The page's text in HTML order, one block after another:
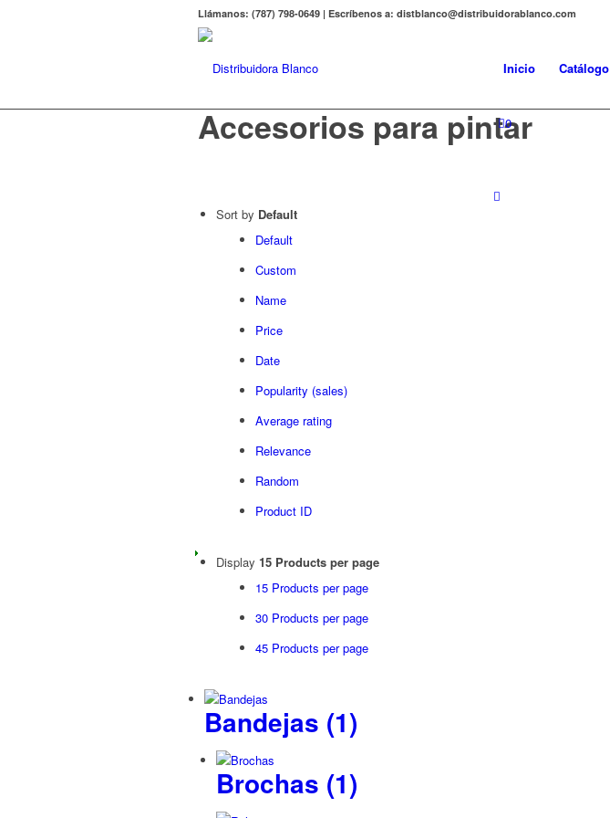
Llámanos: (787) 798-0649 | Escríbenos a: distblanco@distribuidorablanco.com
Inicio Catálogo
0
Accesorios para pintar
Sort by Default
Default
Custom
Name
Price
Date
Popularity (sales)
Average rating
Relevance
Random
Product ID
Display 15 Products per page
15 Products per page
30 Products per page
45 Products per page
Bandejas (1)
Brochas (1)